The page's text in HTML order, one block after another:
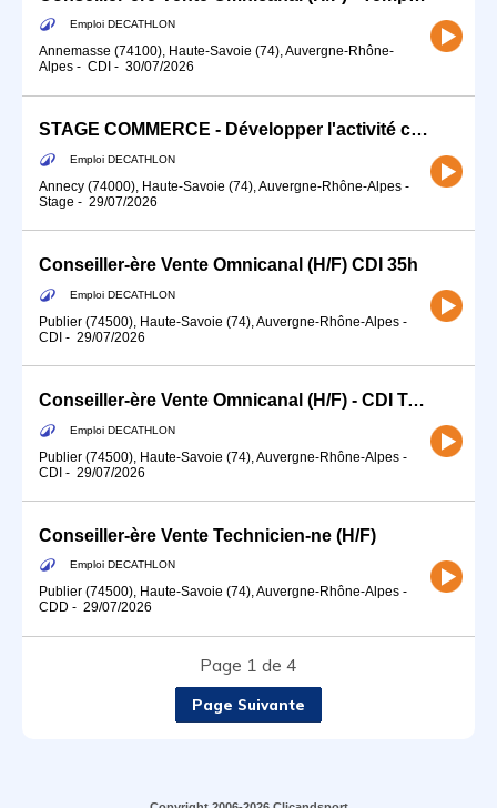
Emploi DECATHLON
Annemasse (74100), Haute-Savoie (74), Auvergne-Rhône-
Alpes - CDI - 30/07/2026
STAGE COMMERCE - Développer l'activité commerciale de ton sport (H/F)
Emploi DECATHLON
Annecy (74000), Haute-Savoie (74), Auvergne-Rhône-Alpes -
Stage - 29/07/2026
Conseiller-ère Vente Omnicanal (H/F) CDI 35h
Emploi DECATHLON
Publier (74500), Haute-Savoie (74), Auvergne-Rhône-Alpes -
CDI - 29/07/2026
Conseiller-ère Vente Omnicanal (H/F) - CDI Temps partiel
Emploi DECATHLON
Publier (74500), Haute-Savoie (74), Auvergne-Rhône-Alpes -
CDI - 29/07/2026
Conseiller-ère Vente Technicien-ne (H/F)
Emploi DECATHLON
Publier (74500), Haute-Savoie (74), Auvergne-Rhône-Alpes -
CDD - 29/07/2026
Page 1 de 4
Page Suivante